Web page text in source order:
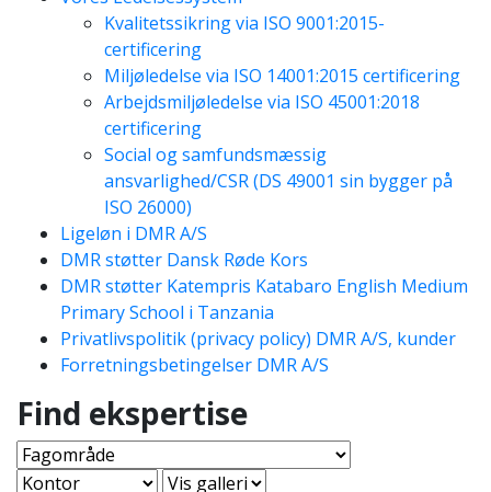
Kvalitetssikring via ISO 9001:2015-
certificering
Miljøledelse via ISO 14001:2015 certificering
Arbejdsmiljøledelse via ISO 45001:2018
certificering
Social og samfundsmæssig
ansvarlighed/CSR (DS 49001 sin bygger på
ISO 26000)
Ligeløn i DMR A/S
DMR støtter Dansk Røde Kors
DMR støtter Katempris Katabaro English Medium
Primary School i Tanzania
Privatlivspolitik (privacy policy) DMR A/S, kunder
Forretningsbetingelser DMR A/S
Find ekspertise